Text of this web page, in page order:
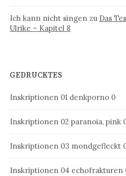
Ich kann nicht singen zu Das
Ulrike – Kapitel 8
GEDRUCKTES
Inskriptionen 01 denkporno 0
Inskriptionen 02 paranoia, pink
Inskriptionen 03 mondgefleckt
Inskriptionen 04 echofrakturen